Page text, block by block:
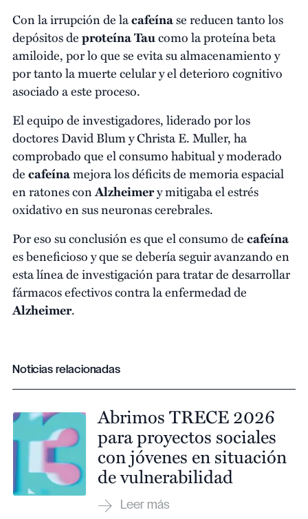
Con la irrupción de lacafeínase reducen tanto los
depósitos deproteína Taucomo la proteína beta
amiloide, por lo que se evita su almacenamiento y
por tanto la muerte celular y el deterioro cognitivo
asociado a este proceso.
El equipo de investigadores, liderado por los
doctores David Blum y Christa E. Muller, ha
comprobado que el consumo habitual y moderado
decafeínamejora los déficits de memoria espacial
en ratones conAlzheimery mitigaba el estrés
oxidativo en sus neuronas cerebrales.
Por eso su conclusión es que el consumo decafeína
es beneficioso y que se debería seguir avanzando en
esta línea de investigación para tratar de desarrollar
fármacos efectivos contra la enfermedad de
Alzheimer.
Noticias relacionadas
Abrimos TRECE 2026
para proyectos sociales
con jóvenes en situación
de vulnerabilidad